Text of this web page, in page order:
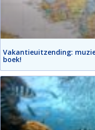
Vakantieuitzending:
boek!